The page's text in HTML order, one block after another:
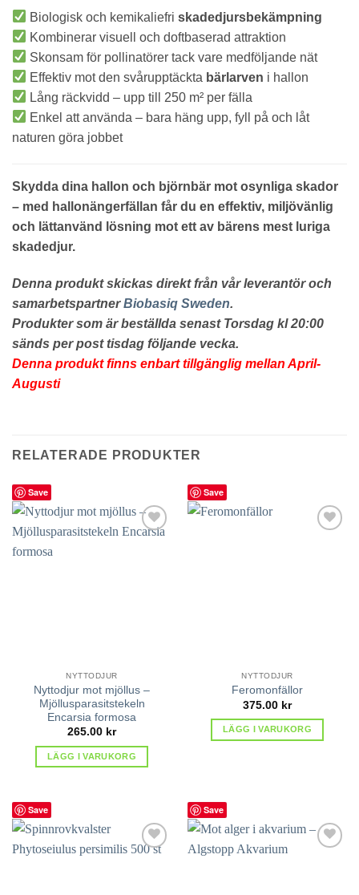
Biologisk och kemikaliefriskadedjursbekämpning
Kombinerar visuell och doftbaserad attraktion
Skonsam för pollinatörer tack vare medföljande nät
Effektiv mot den svårupptäckta bärlarven i hallon
Lång räckvidd – upp till 250 m² per fälla
Enkel att använda – bara häng upp, fyll på och låt
naturen göra jobbet
Skydda dina hallon och björnbär mot osynliga skador
– med hallonängerfällan får du en effektiv, miljövänlig
och lättanvänd lösning mot ett av bärens mest luriga
skadedjur.
Denna produkt skickas direkt från vår leverantör och
samarbetspartnerBiobasiq Sweden.
Produkter som är beställda senast Torsdag kl 20:00
sänds per post tisdag följande vecka.
Denna produkt finns enbart tillgänglig mellan April-
Augusti
RELATERADE PRODUKTER
Save
NYTTODJUR
Nyttodjur mot mjöllus –
Mjöllusparasitstekeln
Encarsia formosa
265.00 kr
LÄGG I VARUKORG
Save
NYTTODJUR
Feromonfällor
375.00 kr
LÄGG I VARUKORG
Save Save